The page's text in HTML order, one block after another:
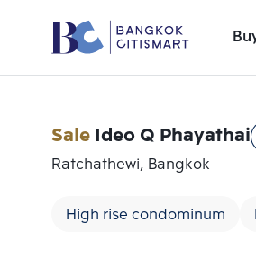
SaleIdeo Q Phayathai
Ratchathewi, Bangkok
High rise condominum